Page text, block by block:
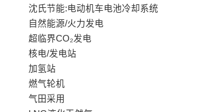
沈氏节能:电动机车电池冷却系统
自然能源/火力发电
超临界CO₂发电
核电/发电站
加氢站
燃气轮机
气田采用